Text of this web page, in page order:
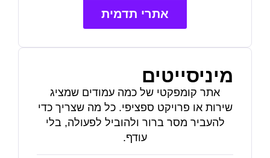
מיניסייטים
אתר קומפקטי של כמה עמודים שמציג
שירות או פרויקט ספציפי. כל מה שצריך כדי
להעביר מסר ברור ולהוביל לפעולה, בלי
עודף.
אתרי תדמית